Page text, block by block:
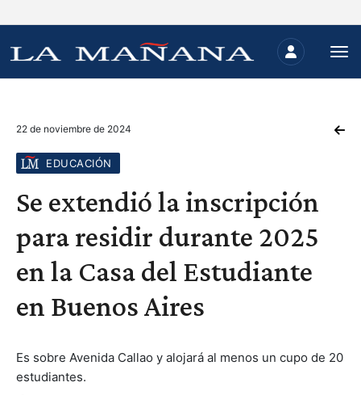
22 de noviembre de 2024
EDUCACIÓN
Se extendió la inscripción
para residir durante 2025
en la Casa del Estudiante
en Buenos Aires
Es sobre Avenida Callao y alojará al menos un cupo de 20
estudiantes.